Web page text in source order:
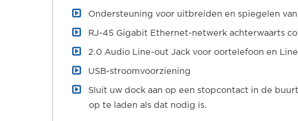
Ondersteuning voor uitbreiden en spiegelen
RJ-45 Gigabit Ethernet-netwerk achterwaarts
2.0 Audio Line-out Jack voor oortelefoon en
USB-stroomvoorziening
Sluit uw dock aan op een stopcontact in de
op te laden als dat nodig is.